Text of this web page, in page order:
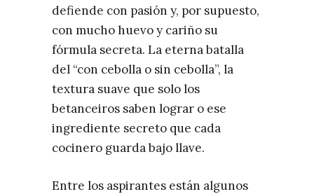
defiende con pasión y, por supuesto,
con mucho huevo y cariño su
fórmula secreta. La eterna batalla
del “con cebolla o sin cebolla”, la
textura suave que solo los
betanceiros saben lograr o ese
ingrediente secreto que cada
cocinero guarda bajo llave.
Entre los aspirantes están algunos